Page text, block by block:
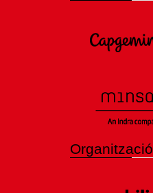
Organització